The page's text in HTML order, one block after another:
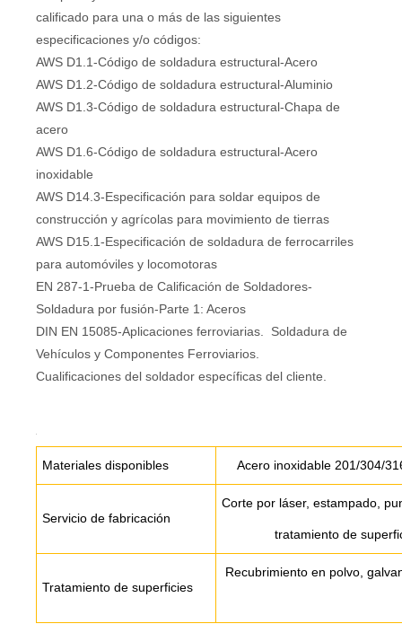
calificado para una o más de las siguientes
especificaciones y/o códigos:
AWS D1.1-Código de soldadura estructural-Acero
AWS D1.2-Código de soldadura estructural-Aluminio
AWS D1.3-Código de soldadura estructural-Chapa de
acero
AWS D1.6-Código de soldadura estructural-Acero
inoxidable
AWS D14.3-Especificación para soldar equipos de
construcción y agrícolas para movimiento de tierras
AWS D15.1-Especificación de soldadura de ferrocarriles
para automóviles y locomotoras
EN 287-1-Prueba de Calificación de Soldadores-
Soldadura por fusión-Parte 1: Aceros
DIN EN 15085-Aplicaciones ferroviarias. Soldadura de
Vehículos y Componentes Ferroviarios.
Cualificaciones del soldador específicas del cliente.
Materiales disponibles Acero inoxidable 201/304/
Servicio de fabricación
Corte por láser, estampado,
tratamiento de
Tratamiento de superficies
Recubrimiento en polvo,